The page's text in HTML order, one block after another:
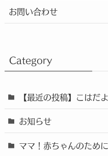
お問い合わせ
Category
【最近の投稿】こはだ
お知らせ
ママ！赤ちゃんのため